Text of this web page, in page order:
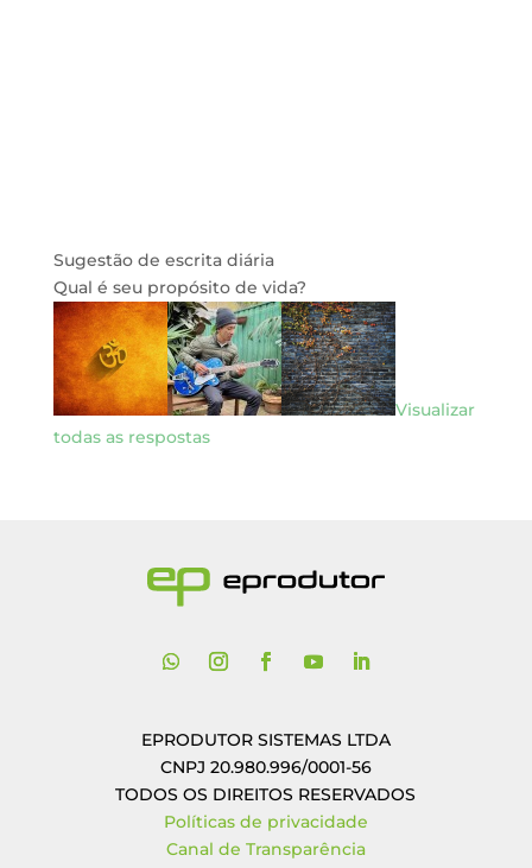
Sugestão de escrita diária
Qual é seu propósito de vida?
Visualizar
todas as respostas
EPRODUTOR SISTEMAS LTDA
CNPJ 20.980.996/0001-56
TODOS OS DIREITOS RESERVADOS
Políticas de privacidade
Canal de Transparência